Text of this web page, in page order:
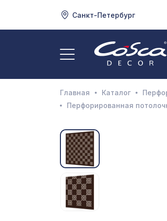
Санкт-Петербург
Главная Каталог
Перфорированная